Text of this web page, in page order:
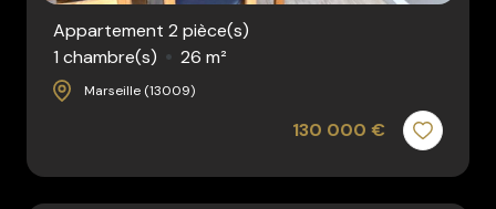
Appartement 2 pièce(s)
1 chambre(s)
26 m²
Marseille (13009)
130 000 €